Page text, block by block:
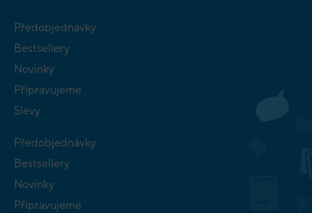
Předobjednávky
Bestsellery
Novinky
Připravujeme
Slevy
Předobjednávky
Bestsellery
Novinky
Připravujeme